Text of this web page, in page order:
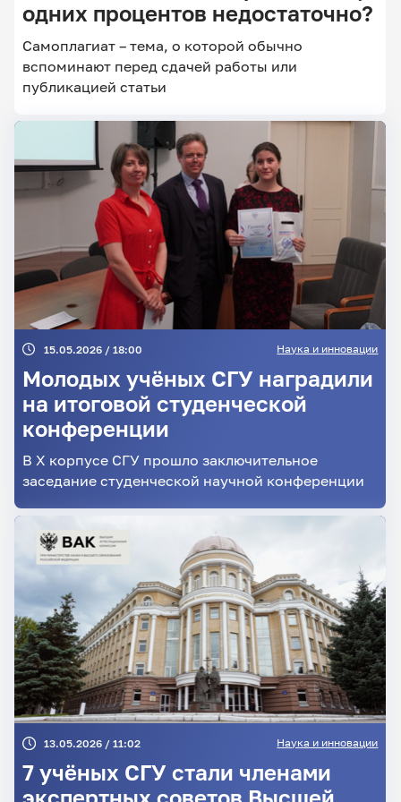
Главные
новости
одних процентов недостаточно?
Самоплагиат – тема, о которой обычно
вспоминают перед сдачей работы или
публикацией статьи
15.05.2026 / 18:00 Наука и инновации
Молодых учёных СГУ наградили
на итоговой студенческой
конференции
В X корпусе СГУ прошло заключительное
заседание студенческой научной конференции
13.05.2026 / 11:02 Наука и инновации
7 учёных СГУ стали членами